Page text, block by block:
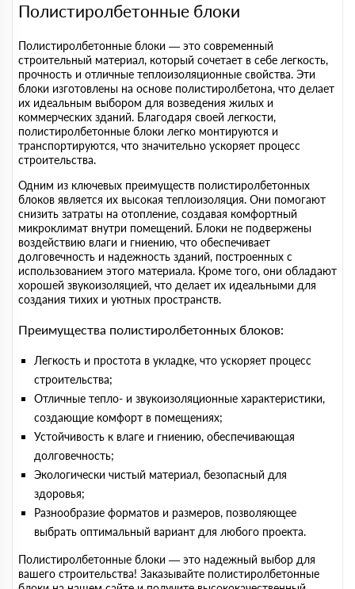
Полистиролбетонные блоки
Полистиролбетонные блоки — это современный
строительный материал, который сочетает в себе легкость,
прочность и отличные теплоизоляционные свойства. Эти
блоки изготовлены на основе полистиролбетона, что делает
их идеальным выбором для возведения жилых и
коммерческих зданий. Благодаря своей легкости,
полистиролбетонные блоки легко монтируются и
транспортируются, что значительно ускоряет процесс
строительства.
Одним из ключевых преимуществ полистиролбетонных
блоков является их высокая теплоизоляция. Они помогают
снизить затраты на отопление, создавая комфортный
микроклимат внутри помещений. Блоки не подвержены
воздействию влаги и гниению, что обеспечивает
долговечность и надежность зданий, построенных с
использованием этого материала. Кроме того, они обладают
хорошей звукоизоляцией, что делает их идеальными для
создания тихих и уютных пространств.
Преимущества полистиролбетонных блоков:
Легкость и простота в укладке, что ускоряет процесс
строительства;
Отличные тепло- и звукоизоляционные характеристики,
создающие комфорт в помещениях;
Устойчивость к влаге и гниению, обеспечивающая
долговечность;
Экологически чистый материал, безопасный для
здоровья;
Разнообразие форматов и размеров, позволяющее
выбрать оптимальный вариант для любого проекта.
Полистиролбетонные блоки — это надежный выбор для
вашего строительства! Заказывайте полистиролбетонные